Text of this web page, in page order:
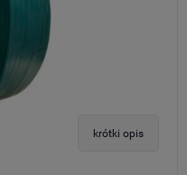
krótki opis